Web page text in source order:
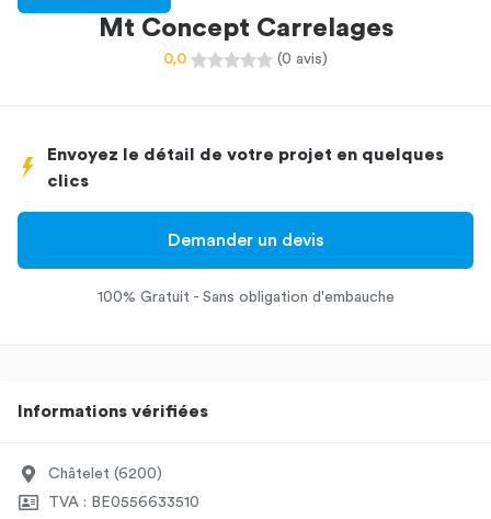
Mt Concept Carrelages
0,0 (0 avis)
Envoyez le détail de votre projet en quelques
clics
Demander un devis
100% Gratuit - Sans obligation d'embauche
Informations vérifiées
Châtelet (6200)
TVA : BE0556633510